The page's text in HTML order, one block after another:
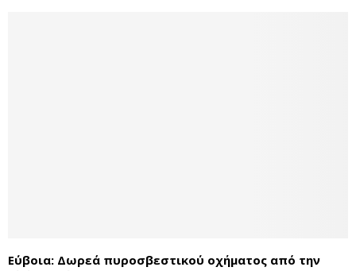
Εύβοια: Δωρεά πυροσβεστικού οχήματος από την